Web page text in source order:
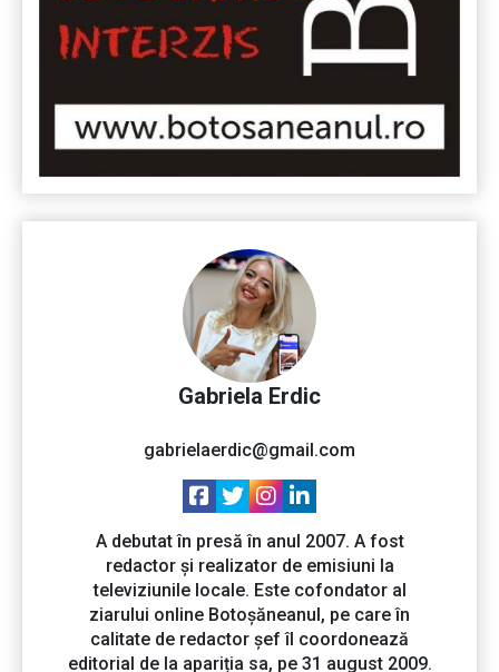
Gabriela Erdic
gabrielaerdic@gmail.com
A debutat în presă în anul 2007. A fost
redactor și realizator de emisiuni la
televiziunile locale. Este cofondator al
ziarului online Botoșăneanul, pe care în
calitate de redactor șef îl coordonează
editorial de la apariția sa, pe 31 august 2009.